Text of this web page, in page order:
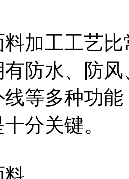
加工工艺
防水、防
等多种功
分关键。